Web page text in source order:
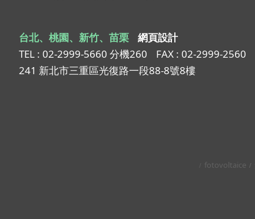
台北、桃園、新竹、苗栗
網頁設計
TEL : 02-2999-5660 分機260
FAX : 02-2999-2560
241 新北市三重區光復路一段88-8號8樓
fotovoltaice